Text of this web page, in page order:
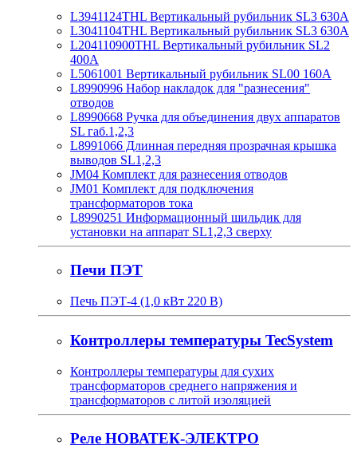
L3941124THL Вертикальный рубильник SL3 630А
L3041104THL Вертикальный рубильник SL3 630А
L204110900THL Вертикальный рубильник SL2
400А
L5061001 Вертикальный рубильник SL00 160А
L8990996 Набор накладок для "разнесения"
отводов
L8990668 Ручка для объединения двух аппаратов
SL габ.1,2,3
L8991066 Длинная передняя прозрачная крышка
выводов SL1,2,3
JM04 Комплект для разнесения отводов
JM01 Комплект для подключения
трансформаторов тока
L8990251 Информационный шильдик для
установки на аппарат SL1,2,3 сверху
Печи ПЭТ
Печь ПЭТ-4 (1,0 кВт 220 В)
Контроллеры температуры TecSystem
Контроллеры температуры для сухих
трансформаторов среднего напряжения и
трансформаторов с литой изоляцией
Реле НОВАТЕК-ЭЛЕКТРО